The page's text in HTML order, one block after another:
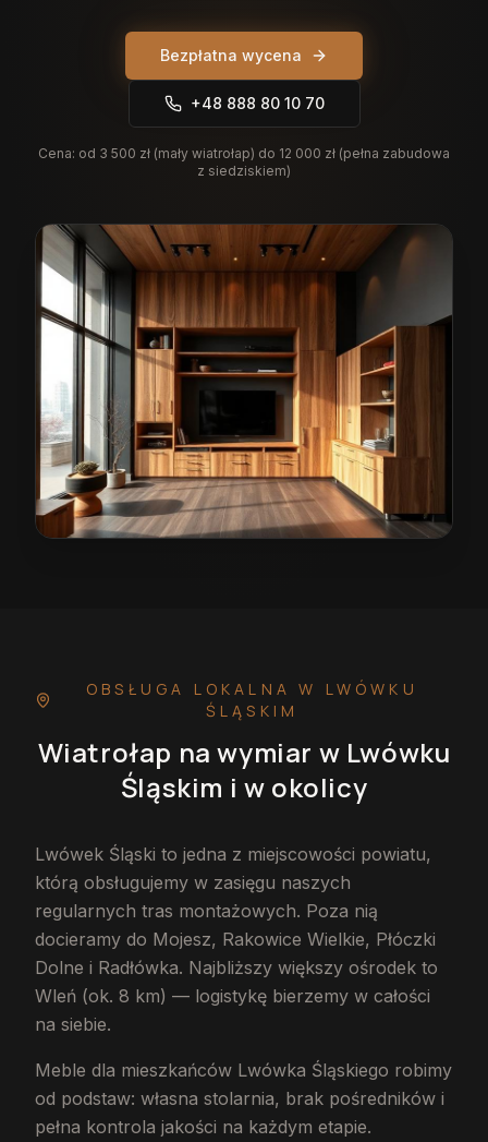
Bezpłatna wycena
+48 888 80 10 70
Cena: od 3 500 zł (mały wiatrołap) do 12 000 zł (pełna zabudowa
z siedziskiem)
OBSŁUGA LOKALNAW LWÓWKU
ŚLĄSKIM
Wiatrołap na wymiar w Lwówku
Śląskim i w okolicy
Lwówek Śląski to jedna z miejscowości powiatu,
którą obsługujemy w zasięgu naszych
regularnych tras montażowych. Poza nią
docieramy do Mojesz, Rakowice Wielkie, Płóczki
Dolne i Radłówka. Najbliższy większy ośrodek to
Wleń (ok. 8 km) — logistykę bierzemy w całości
na siebie.
Meble dla mieszkańców Lwówka Śląskiego robimy
od podstaw: własna stolarnia, brak pośredników i
pełna kontrola jakości na każdym etapie.